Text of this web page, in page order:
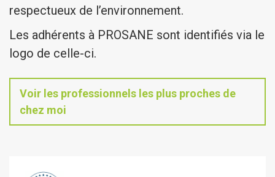
respectueux de l’environnement.
Les adhérents à PROSANE sont identifiés via le
logo de celle-ci.
Voir les professionnels les plus proches de
chez moi